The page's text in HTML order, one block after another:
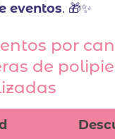
eventos. 🎁✨
por
de